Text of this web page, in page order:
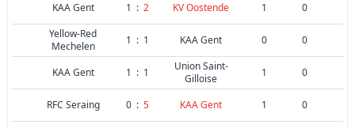
KAA Gent 1 : 2 KV Oostende 1
0
Yellow-Red
Mechelen
1 : 1 KAA Gent 0 0
KAA Gent 1 : 1
Union Saint-
Gilloise
1 0
RFC Seraing 0 : 5 KAA Gent 1 0